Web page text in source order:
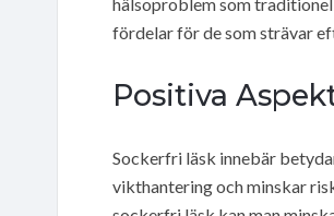
fördelar för de som strävar
Positiva
Sockerfri läsk innebär
vikthantering och minskar